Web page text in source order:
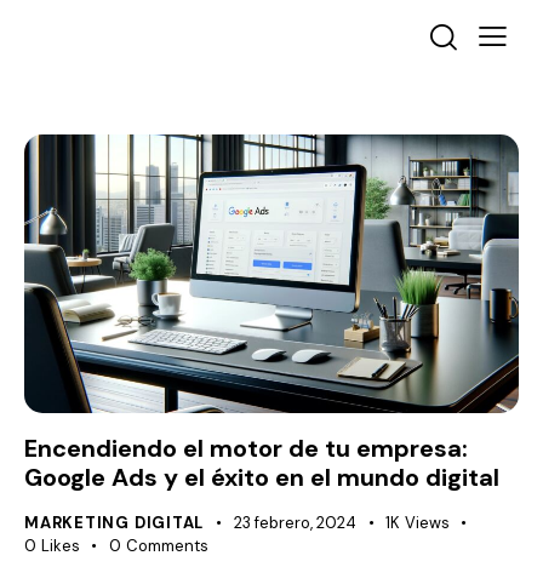
Encendiendo el motor de tu empresa:
Google Ads y el éxito en el mundo digital
MARKETING DIGITAL 23 febrero, 2024 1K Views
0 Likes 0 Comments